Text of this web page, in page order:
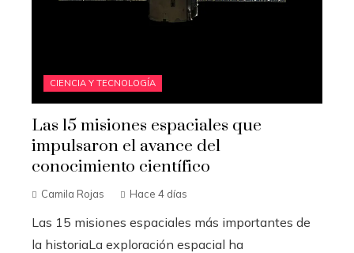
CIENCIA Y TECNOLOGÍA
Las 15 misiones espaciales que
impulsaron el avance del
conocimiento científico
Camila Rojas Hace 4 días
Las 15 misiones espaciales más importantes de
la historiaLa exploración espacial ha